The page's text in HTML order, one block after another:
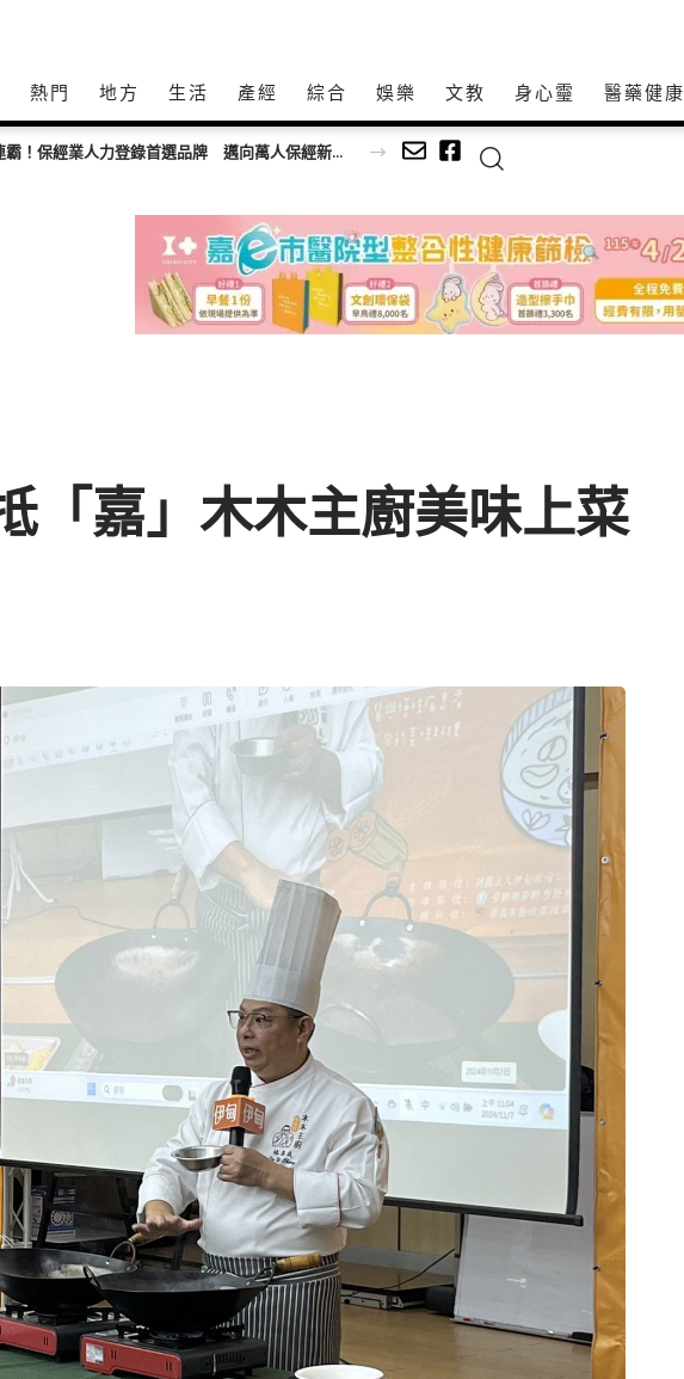
熱門 地方 生活 產經 綜合 娛樂 文教 身心𩆜 醫藥健康
手募272萬元支持20家社福機構
「嘉」木木主廚美味上菜